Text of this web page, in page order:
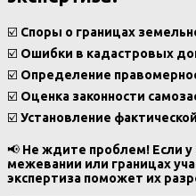
☑️ Споры о границах
☑️ Ошибки в кадастровых
☑️ Определение
☑️ Оценка законности
☑️ Установление
📢 Не ждите проблем! Если у
межевании или границах
экспертиза поможет их